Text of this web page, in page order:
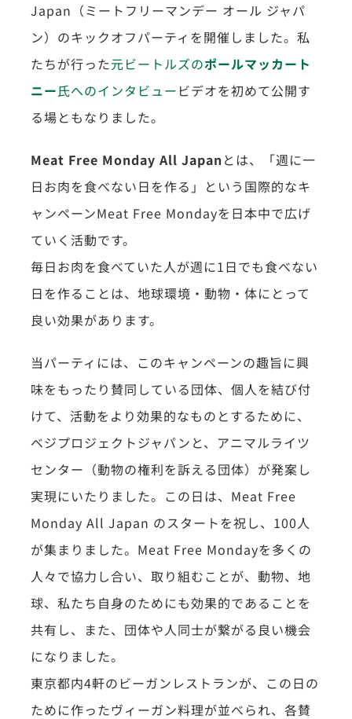
Japan（ミートフリーマンデー オール ジャパ
ン）のキックオフパーティを開催しました。私
たちが行った元ビートルズのポールマッカート
ニー氏へのインタビュー ビデオを初めて公開す
る場ともなりました。
Meat Free Monday All Japan とは、「週に一
日お肉を食べない日を作る」という国際的なキ
ャンペーンMeat Free Mondayを日本中で広げ
ていく活動です。
毎日お肉を食べていた人が週に1日でも食べない
日を作ることは、地球環境・動物・体にとって
良い効果があります。
当パーティには、このキャンペーンの趣旨に興
味をもったり賛同している団体、個人を結び付
けて、活動をより効果的なものとするために、
ベジプロジェクトジャパンと、アニマルライツ
センター（動物の権利を訴える団体）が発案し
実現にいたりました。この日は、Meat Free
Monday All Japan のスタートを祝し、100人
が集まりました。Meat Free Mondayを多くの
人々で協力し合い、取り組むことが、動物、地
球、私たち自身のためにも効果的であることを
共有し、また、団体や人同士が繋がる良い機会
になりました。
東京都内4軒のビーガンレストランが、この日の
ために作ったヴィーガン料理が並べられ、各賛